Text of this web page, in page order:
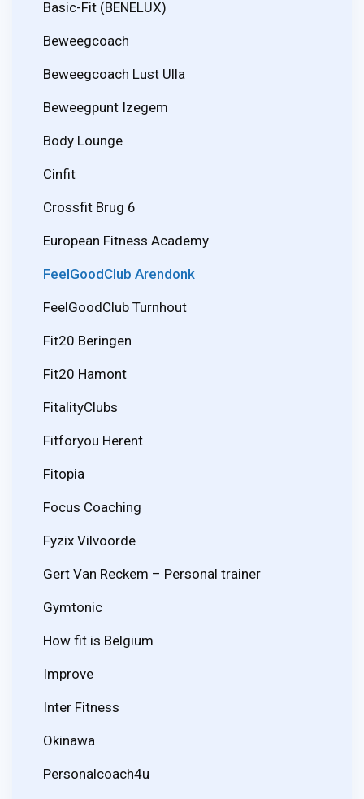
Basic-Fit (BENELUX)
Beweegcoach
Beweegcoach Lust Ulla
Beweegpunt Izegem
Body Lounge
Cinfit
Crossfit Brug 6
European Fitness Academy
FeelGoodClub Arendonk
FeelGoodClub Turnhout
Fit20 Beringen
Fit20 Hamont
FitalityClubs
Fitforyou Herent
Fitopia
Focus Coaching
Fyzix Vilvoorde
Gert Van Reckem – Personal trainer
Gymtonic
How fit is Belgium
Improve
Inter Fitness
Okinawa
Personalcoach4u